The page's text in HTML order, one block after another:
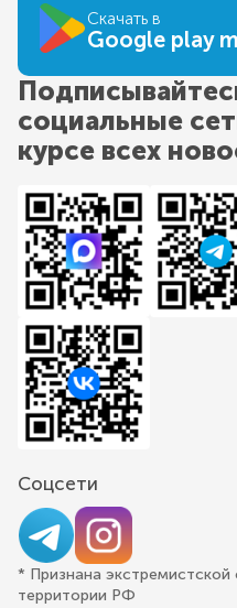
Скачать в
Google play
социальные
курсе всех
Соцсети
* Признана экстремистской
территории РФ